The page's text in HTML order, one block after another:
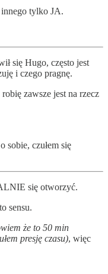
innego tylko JA.
się Hugo, często jest
i czego pragnę.
zawsze jest na rzecz
sobie, czułem się
się otworzyć.
sensu.
że to 50 min
presję czasu), więc